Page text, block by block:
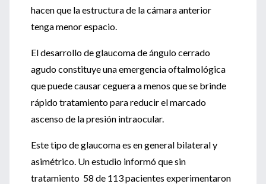
hacen que la estructura de la cámara anterior
tenga menor espacio.
El desarrollo de glaucoma de ángulo cerrado
agudo constituye una emergencia oftalmológica
que puede causar ceguera a menos que se brinde
rápido tratamiento para reducir el marcado
ascenso de la presión intraocular.
Este tipo de glaucoma es en general bilateral y
asimétrico. Un estudio informó que sin
tratamiento 58 de 113 pacientes experimentaron